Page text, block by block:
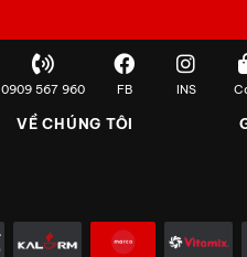
0909 567 960 FB INS
VỀ CHÚNG TÔI